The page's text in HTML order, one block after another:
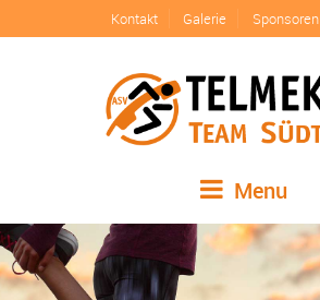
Kontakt Galerie Sponsoren
Menu